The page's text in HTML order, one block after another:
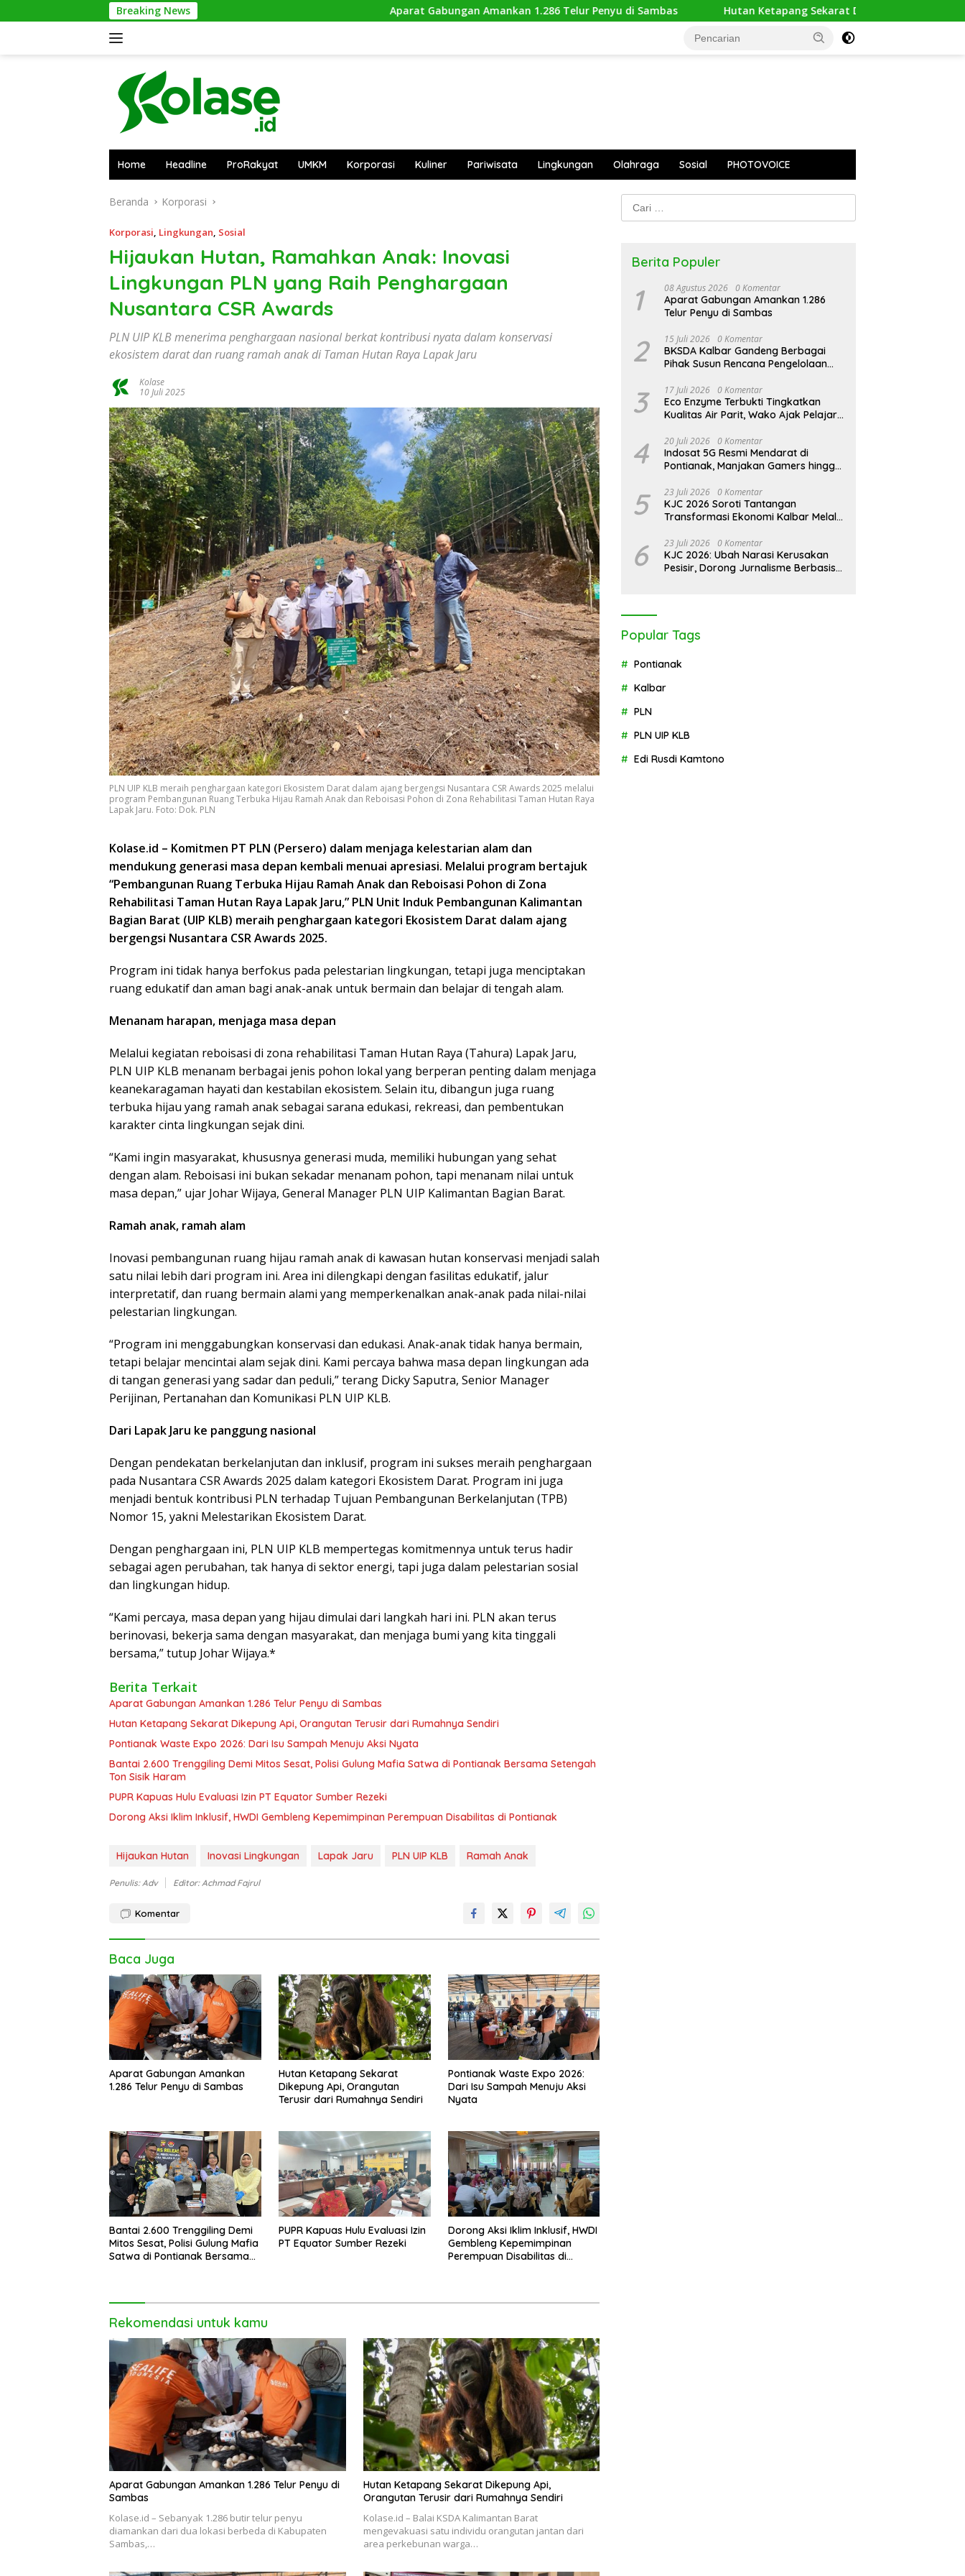
ke
Breaking News Aparat Gabungan Amankan 1.286 Telur Penyu di Sambas Hutan Ketapang Sekarat Dikepung Api, Orangutan Terusir dari
Home Headline ProRakyat UMKM Korporasi Kuliner Pariwisata Lingkungan Olahraga Sosial PHOTOVOICE
Beranda Korporasi
Korporasi, Lingkungan, Sosial
Hijaukan Hutan, Ramahkan Anak: Inovasi
Lingkungan PLN yang Raih Penghargaan
Nusantara CSR Awards
PLN UIP KLB menerima penghargaan nasional berkat kontribusi nyata dalam konservasi
ekosistem darat dan ruang ramah anak di Taman Hutan Raya Lapak Jaru
Kolase
10 Juli 2025
PLN UIP KLB meraih penghargaan kategori Ekosistem Darat dalam ajang bergengsi Nusantara CSR Awards 2025 melalui
program Pembangunan Ruang Terbuka Hijau Ramah Anak dan Reboisasi Pohon di Zona Rehabilitasi Taman Hutan Raya
Lapak Jaru. Foto: Dok. PLN
Kolase.id – Komitmen PT PLN (Persero) dalam menjaga kelestarian alam dan
mendukung generasi masa depan kembali menuai apresiasi. Melalui program bertajuk
“Pembangunan Ruang Terbuka Hijau Ramah Anak dan Reboisasi Pohon di Zona
Rehabilitasi Taman Hutan Raya Lapak Jaru,” PLN Unit Induk Pembangunan Kalimantan
Bagian Barat (UIP KLB) meraih penghargaan kategori Ekosistem Darat dalam ajang
bergengsi Nusantara CSR Awards 2025.
Program ini tidak hanya berfokus pada pelestarian lingkungan, tetapi juga menciptakan
ruang edukatif dan aman bagi anak-anak untuk bermain dan belajar di tengah alam.
Menanam harapan, menjaga masa depan
Melalui kegiatan reboisasi di zona rehabilitasi Taman Hutan Raya (Tahura) Lapak Jaru,
PLN UIP KLB menanam berbagai jenis pohon lokal yang berperan penting dalam menjaga
keanekaragaman hayati dan kestabilan ekosistem. Selain itu, dibangun juga ruang
terbuka hijau yang ramah anak sebagai sarana edukasi, rekreasi, dan pembentukan
karakter cinta lingkungan sejak dini.
“Kami ingin masyarakat, khususnya generasi muda, memiliki hubungan yang sehat
dengan alam. Reboisasi ini bukan sekadar menanam pohon, tapi menanam nilai untuk
masa depan,” ujar Johar Wijaya, General Manager PLN UIP Kalimantan Bagian Barat.
Ramah anak, ramah alam
Inovasi pembangunan ruang hijau ramah anak di kawasan hutan konservasi menjadi salah
satu nilai lebih dari program ini. Area ini dilengkapi dengan fasilitas edukatif, jalur
interpretatif, dan ruang bermain alami yang memperkenalkan anak-anak pada nilai-nilai
pelestarian lingkungan.
“Program ini menggabungkan konservasi dan edukasi. Anak-anak tidak hanya bermain,
tetapi belajar mencintai alam sejak dini. Kami percaya bahwa masa depan lingkungan ada
di tangan generasi yang sadar dan peduli,” terang Dicky Saputra, Senior Manager
Perijinan, Pertanahan dan Komunikasi PLN UIP KLB.
Dari Lapak Jaru ke panggung nasional
Dengan pendekatan berkelanjutan dan inklusif, program ini sukses meraih penghargaan
pada Nusantara CSR Awards 2025 dalam kategori Ekosistem Darat. Program ini juga
menjadi bentuk kontribusi PLN terhadap Tujuan Pembangunan Berkelanjutan (TPB)
Nomor 15, yakni Melestarikan Ekosistem Darat.
Dengan penghargaan ini, PLN UIP KLB mempertegas komitmennya untuk terus hadir
sebagai agen perubahan, tak hanya di sektor energi, tapi juga dalam pelestarian sosial
dan lingkungan hidup.
“Kami percaya, masa depan yang hijau dimulai dari langkah hari ini. PLN akan terus
berinovasi, bekerja sama dengan masyarakat, dan menjaga bumi yang kita tinggali
bersama,” tutup Johar Wijaya.*
Berita Terkait
Aparat Gabungan Amankan 1.286 Telur Penyu di Sambas
Hutan Ketapang Sekarat Dikepung Api, Orangutan Terusir dari Rumahnya Sendiri
Pontianak Waste Expo 2026: Dari Isu Sampah Menuju Aksi Nyata
Bantai 2.600 Trenggiling Demi Mitos Sesat, Polisi Gulung Mafia Satwa di Pontianak Bersama Setengah
Ton Sisik Haram
PUPR Kapuas Hulu Evaluasi Izin PT Equator Sumber Rezeki
Dorong Aksi Iklim Inklusif, HWDI Gembleng Kepemimpinan Perempuan Disabilitas di Pontianak
Hijaukan Hutan Inovasi Lingkungan Lapak Jaru PLN UIP KLB Ramah Anak
Penulis: Adv Editor: Achmad Fajrul
Komentar
Baca Juga
Aparat Gabungan Amankan
1.286 Telur Penyu di Sambas
Hutan Ketapang Sekarat
Dikepung Api, Orangutan
Terusir dari Rumahnya Sendiri
Pontianak Waste Expo 2026:
Dari Isu Sampah Menuju Aksi
Nyata
Bantai 2.600 Trenggiling Demi
Mitos Sesat, Polisi Gulung Mafia
Satwa di Pontianak Bersama
PUPR Kapuas Hulu Evaluasi Izin
PT Equator Sumber Rezeki
Dorong Aksi Iklim Inklusif, HWDI
Gembleng Kepemimpinan
Perempuan Disabilitas di
Rekomendasi untuk kamu
Aparat Gabungan Amankan 1.286 Telur Penyu di
Sambas
Kolase.id – Sebanyak 1.286 butir telur penyu
diamankan dari dua lokasi berbeda di Kabupaten
Sambas,…
Hutan Ketapang Sekarat Dikepung Api,
Orangutan Terusir dari Rumahnya Sendiri
Kolase.id – Balai KSDA Kalimantan Barat
mengevakuasi satu individu orangutan jantan dari
area perkebunan warga…
Cari
untuk:
Berita Populer
1 08 Agustus 2026 0 Komentar
Aparat Gabungan Amankan 1.286
Telur Penyu di Sambas
2 15 Juli 2026 0 Komentar
BKSDA Kalbar Gandeng Berbagai
Pihak Susun Rencana Pengelolaan
Karimata 2027-2036
3 17 Juli 2026 0 Komentar
Eco Enzyme Terbukti Tingkatkan
Kualitas Air Parit, Wako Ajak Pelajar
4 20 Juli 2026 0 Komentar
Indosat 5G Resmi Mendarat di
Pontianak, Manjakan Gamers hingga
5 23 Juli 2026 0 Komentar
KJC 2026 Soroti Tantangan
Transformasi Ekonomi Kalbar Melalui
6 23 Juli 2026 0 Komentar
KJC 2026: Ubah Narasi Kerusakan
Pesisir, Dorong Jurnalisme Berbasis
Popular Tags
Pontianak
Kalbar
PLN
PLN UIP KLB
Edi Rusdi Kamtono